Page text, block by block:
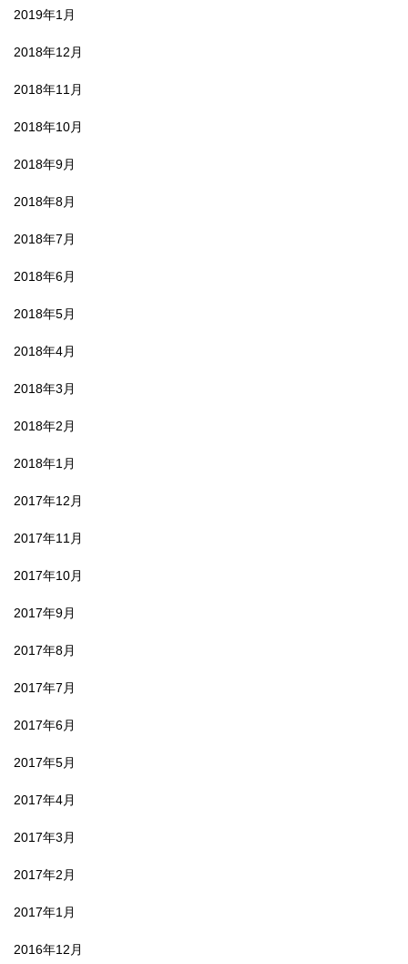
2019年1月
2018年12月
2018年11月
2018年10月
2018年9月
2018年8月
2018年7月
2018年6月
2018年5月
2018年4月
2018年3月
2018年2月
2018年1月
2017年12月
2017年11月
2017年10月
2017年9月
2017年8月
2017年7月
2017年6月
2017年5月
2017年4月
2017年3月
2017年2月
2017年1月
2016年12月